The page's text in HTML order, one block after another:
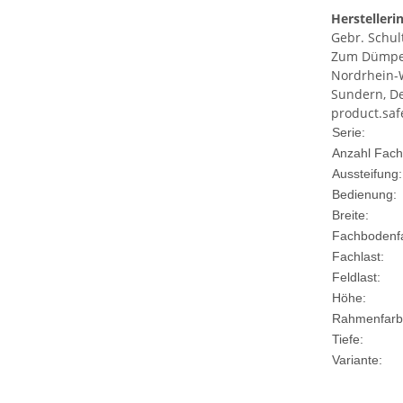
Gebr.
Zum
Nordrhein-
Sundern,
Wert
Serie:
Anzahl
Aussteifung:
Bedienung:
Breite:
Fachlast:
Feldlast:
Höhe:
Tiefe:
Variante: